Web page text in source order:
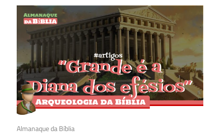
19/07/2016
Almanaque da Bíblia